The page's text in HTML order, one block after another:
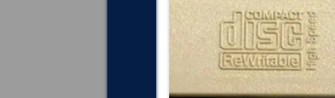
périphériques et logiciels
installés sur votre ordinateur.
Diagnostiquezet réparez
toutes les causes provoquant
des plantages (écrans bleus).